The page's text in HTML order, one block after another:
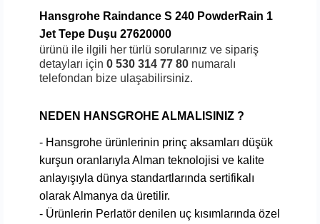
Hansgrohe Raindance S 240 PowderRain 1
Jet Tepe Duşu 27620000
ürünü ile ilgili her türlü sorularınız ve sipariş
detayları için 0 530 314 77 80 numaralı
telefondan bize ulaşabilirsiniz.
NEDEN HANSGROHE ALMALISINIZ ?
- Hansgrohe ürünlerinin prinç aksamları düşük
kurşun oranlarıyla Alman teknolojisi ve kalite
anlayışıyla dünya standartlarında sertifikalı
olarak Almanya da üretilir.
- Ürünlerin Perlatör denilen uç kısımlarında özel